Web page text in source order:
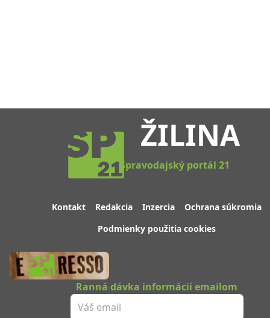
ŽILINA
Spravodajský portál 21
Kontakt Redakcia Inzercia
Ochrana súkromia
Podmienky použitia cookies
Ranná dávka informácií emailom